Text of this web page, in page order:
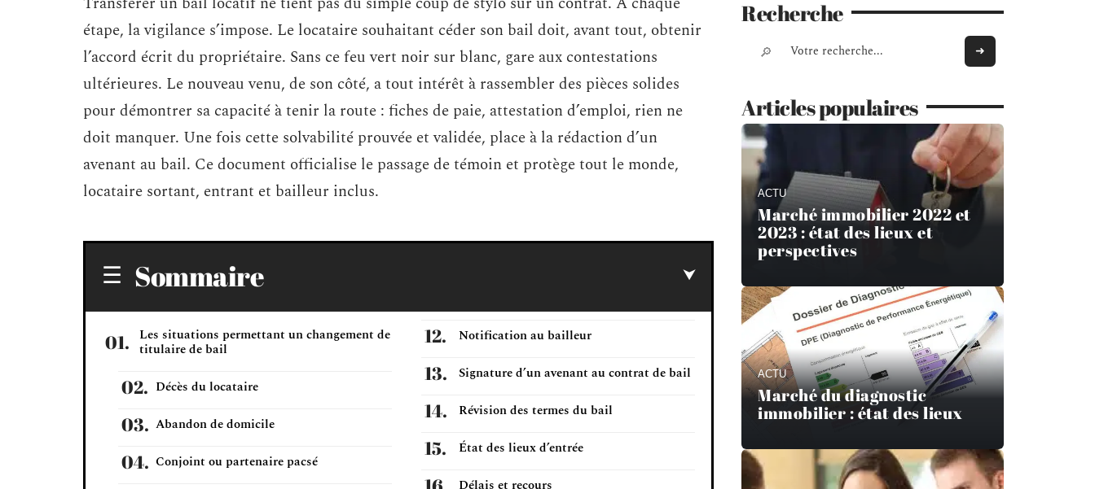
étape, la vigilance s’impose. Le locataire souhaitant céder son bail doit, avant tout, obtenir
l’accord écrit du propriétaire. Sans ce feu vert noir sur blanc, gare aux contestations
ultérieures. Le nouveau venu, de son côté, a tout intérêt à rassembler des pièces solides
pour démontrer sa capacité à tenir la route : fiches de paie, attestation d’emploi, rien ne
doit manquer. Une fois cette solvabilité prouvée et validée, place à la rédaction d’un
avenant au bail. Ce document officialise le passage de témoin et protège tout le monde,
locataire sortant, entrant et bailleur inclus.
Sommaire
Les situations permettant un changement de
titulaire de bail
Décès du locataire
Abandon de domicile
Conjoint ou partenaire pacsé
Notification au bailleur
Signature d’un avenant au contrat de bail
Révision des termes du bail
État des lieux d’entrée
Recherche
Articles populaires
ACTU
Marché immobilier 2022 et
2023 : état des lieux et
perspectives
ACTU
Marché du diagnostic
immobilier : état des lieux